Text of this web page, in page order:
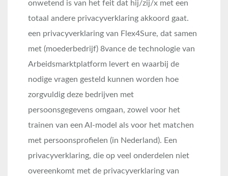
onwetend is van het feit dat hij/zij/x met een
totaal andere privacyverklaring akkoord gaat.
een privacyverklaring van Flex4Sure, dat samen
met (moederbedrijf) 8vance de technologie van
Arbeidsmarktplatform levert en waarbij de
nodige vragen gesteld kunnen worden hoe
zorgvuldig deze bedrijven met
persoonsgegevens omgaan, zowel voor het
trainen van een AI-model als voor het matchen
met persoonsprofielen (in Nederland). Een
privacyverklaring, die op veel onderdelen niet
overeenkomt met de privacyverklaring van